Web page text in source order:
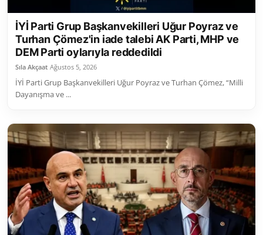
İYİ Parti Grup Başkanvekilleri Uğur Poyraz ve
Turhan Çömez'in iade talebi AK Parti, MHP ve
DEM Parti oylarıyla reddedildi
Sıla Akçaat Ağustos 5, 2026
İYİ Parti Grup Başkanvekilleri Uğur Poyraz ve Turhan Çömez, “Milli
Dayanışma ve ...